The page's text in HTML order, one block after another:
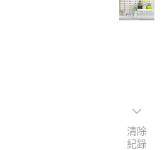
清除
紀錄